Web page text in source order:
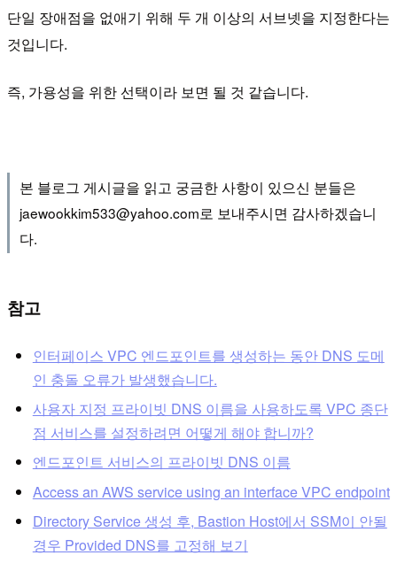
단일 장애점을 없애기 위해 두 개 이상의 서브넷을 지정한다는
것입니다.
즉, 가용성을 위한 선택이라 보면 될 것 같습니다.
본 블로그 게시글을 읽고 궁금한 사항이 있으신 분들은
jaewookkim533@yahoo.com로 보내주시면 감사하겠습니
다.
참고
인터페이스 VPC 엔드포인트를 생성하는 동안 DNS 도메
인 충돌 오류가 발생했습니다.
사용자 지정 프라이빗 DNS 이름을 사용하도록 VPC 종단
점 서비스를 설정하려면 어떻게 해야 합니까?
엔드포인트 서비스의 프라이빗 DNS 이름
Access an AWS service using an interface VPC endpoint
Directory Service 생성 후, Bastion Host에서 SSM이 안될
경우 Provided DNS를 고정해 보기